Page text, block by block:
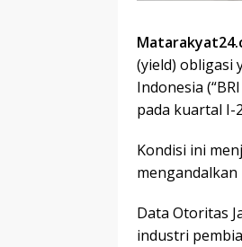
(yield) obligasi
Indonesia
pada kuartal I-
Kondisi ini
Data Otoritas
industri